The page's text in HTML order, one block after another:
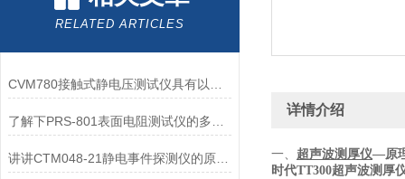
RELATED ARTICLES
讲讲CTM048-21静电事件探测仪的原理及组成装置
详情介绍
一、 超声波测厚仪—原
时代TT300超声波测厚